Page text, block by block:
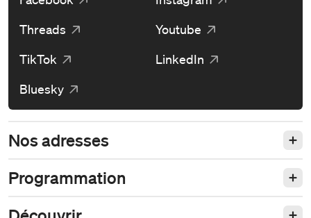
Threads
Youtube
TikTok
LinkedIn
Bluesky
Nos adresses
Programmation